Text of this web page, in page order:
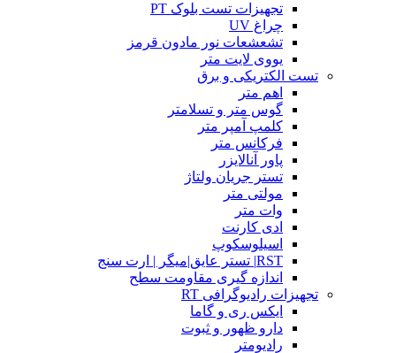
تجهیزات تست بلوک PT
چراغ UV
تشعشعات نور مادون قرمز
یووی لایت متر
تست الکتریکی و برق
اهم متر
گوس متر و تسلامتر
کلمپ آمپر متر
فرکانس متر
پاور آنالایزر
تستر جریان ولتاژ
مولتی متر
وات متر
ادی کارنت
اسیلوسکوپ
RST| تستر عایق|میگر | ارت سنج
اندازه گیری مقاومت سطح
تجهیزات رادیوگرافی RT
ایکس ری و گاما
دارو ظهور و ثبوت
رادیومتر